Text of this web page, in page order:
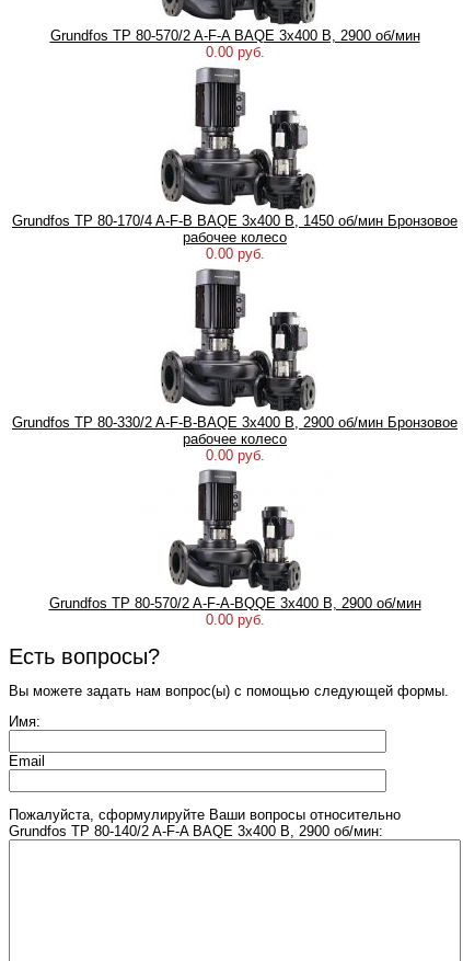
Grundfos TP 80-570/2 A-F-A BAQE 3x400 В, 2900 об/мин
0.00 руб.
Grundfos TP 80-170/4 A-F-B BAQE 3x400 В, 1450 об/мин Бронзовое
рабочее колесо
0.00 руб.
Grundfos TP 80-330/2 A-F-B-BAQE 3x400 В, 2900 об/мин Бронзовое
рабочее колесо
0.00 руб.
Grundfos TP 80-570/2 A-F-A-BQQE 3x400 В, 2900 об/мин
0.00 руб.
Есть вопросы?
Вы можете задать нам вопрос(ы) с помощью следующей формы.
Имя:
Email
Пожалуйста, сформулируйте Ваши вопросы относительно
Grundfos TP 80-140/2 A-F-A BAQE 3x400 В, 2900 об/мин: